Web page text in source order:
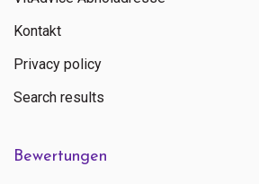
Kontakt
Privacy policy
Search results
Bewertungen